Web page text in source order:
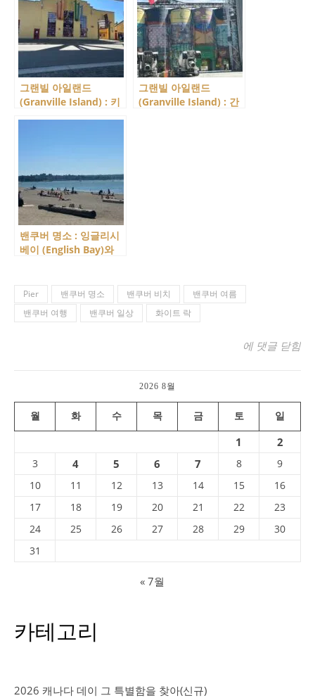
그랜빌 아일랜드
(Granville Island) : 키
그랜빌 아일랜드
(Granville Island) : 간
밴쿠버 명소 : 잉글리시
베이 (English Bay)와
Pier 밴쿠버 명소 밴쿠버 비치
밴쿠버 여름
밴쿠버 여행
밴쿠버 일상 화이트 락
화이트 락
에 댓글 닫힘
2026 8월
월 화 수 목 금 토 일
1 2
3 4 5 6 7 8
9
10
11 12 13 14 15
16
17
18 19 20 21 22
23
24
25 26 27 28 29
30
31
« 7월
카테고리
2026 캐나다 데이 그 특별함을 찾아(신규)